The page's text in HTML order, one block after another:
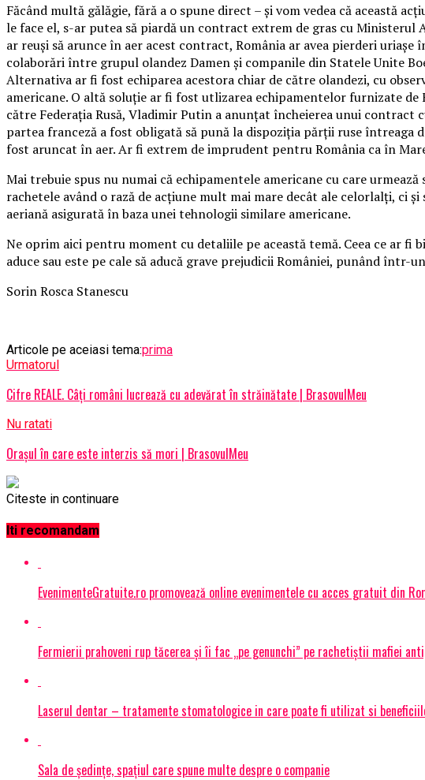
Făcând multă gălăgie, fără a o spune direct – și vom vedea că această
le face el, s-ar putea să piardă un contract extrem de gras cu
ar reuși să arunce în aer acest contract, România ar avea pierderi
colaborări între grupul olandez Damen și companile din Statele Unite
Alternativa ar fi fost echiparea acestora chiar de către olandezi, cu
americane. O altă soluție ar fi fost utlizarea echipamentelor furnizate
către Federația Rusă, Vladimir Putin a anunțat încheierea unui contract
partea franceză a fost obligată să pună la dispoziția părții ruse întreaga
fost aruncat în aer. Ar fi extrem de imprudent pentru România ca în
Mai trebuie spus nu numai că echipamentele americane cu care
rachetele având o rază de acțiune mult mai mare decât ale celorlalți, ci
aeriană asigurată în baza unei tehnologii similare americane.
Ne oprim aici pentru moment cu detaliile pe această temă. Ceea ce ar fi
aduce sau este pe cale să aducă grave prejudicii României, punând într-
Sorin Rosca Stanescu
Articole pe aceiasi tema:prima
Urmatorul
Cifre REALE. Câți români lucrează cu adevărat în străinătate | BrasovulMeu
Nu ratati
Orașul în care este interzis să mori | BrasovulMeu
Citeste in continuare
Iti recomandam
EvenimenteGratuite.ro promovează online evenimentele cu acces gratuit din
Fermierii prahoveni rup tăcerea și îi fac „pe genunchi” pe rachetiștii mafiei
Laserul dentar – tratamente stomatologice in care poate fi utilizat si
Sala de ședințe, spațiul care spune multe despre o companie